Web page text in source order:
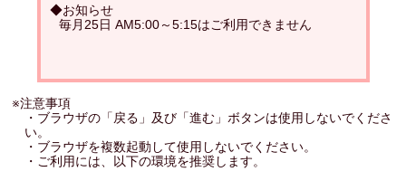
◆お知らせ
毎月25日 AM5:00～5:15はご利用できません
※注意事項
・ブラウザの「戻る」及び「進む」ボタンは使用しないでくださ
い。
・ブラウザを複数起動して使用しないでください。
・ご利用には、以下の環境を推奨します。